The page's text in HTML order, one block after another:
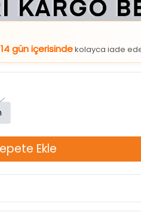
14 gün içerisindekolayca iade
Ekle
Koleksiyona Ekle